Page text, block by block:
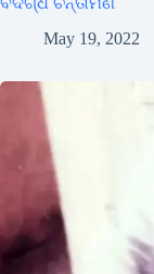
May 19, 2022